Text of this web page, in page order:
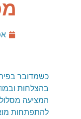
כשמדובר
בהצלחות
המציעה
להתפתחות